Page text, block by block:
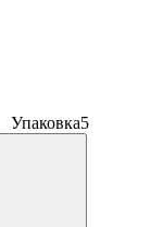
Упаковка5